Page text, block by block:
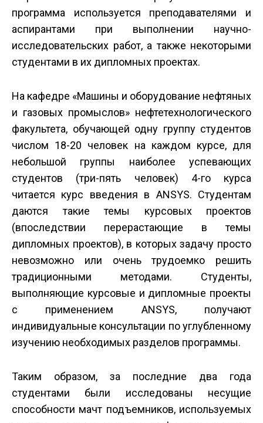
программа используется преподавателями и
аспирантами при выполнении научно-
исследовательских работ, а также некоторыми
студентами в их дипломных проектах.
На кафедре «Машины и оборудование нефтяных
и газовых промыслов» нефтетехнологического
факультета, обучающей одну группу студентов
числом 18-20 человек на каждом курсе, для
небольшой группы наиболее успевающих
студентов (три-пять человек) 4-го курса
читается курс введения в ANSYS. Студентам
даются такие темы курсовых проектов
(впоследствии перерастающие в темы
дипломных проектов), в которых задачу просто
невозможно или очень трудоемко решить
традиционными методами. Студенты,
выполняющие курсовые и дипломные проекты
с применением ANSYS, получают
индивидуальные консультации по углубленному
изучению необходимых разделов программы.
Таким образом, за последние два года
студентами были исследованы несущие
способности мачт подъемников, используемых